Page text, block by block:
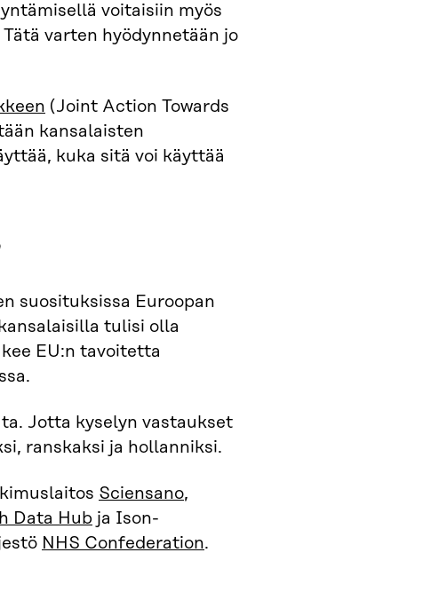
voitaisiin myös
varten hyödynnetään jo
(Joint Action Towards
kansalaisten
kuka sitä voi käyttää
suosituksissa Euroopan
tulisi olla
EU:n tavoitetta
Jotta kyselyn vastaukset
ranskaksi ja hollanniksi.
Sciensano,
Data Hub ja Ison-
NHS Confederation.